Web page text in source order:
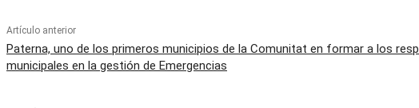
Artículo anterior
Paterna, uno de los primeros municipios de la Comunitat en formar a los
municipales en la gestión de Emergencias